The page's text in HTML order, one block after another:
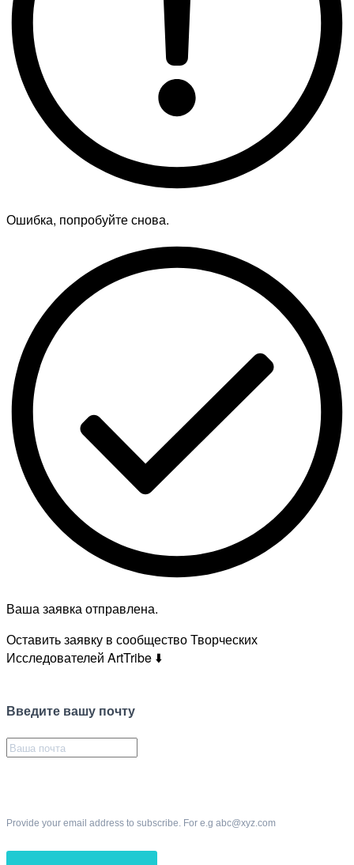
Ошибка, попробуйте снова.
Ваша заявка отправлена.
Оставить заявку в сообщество Творческих
Исследователей ArtTribe ⬇️
Введите вашу почту
Provide your email address to subscribe. For e.g abc@xyz.com